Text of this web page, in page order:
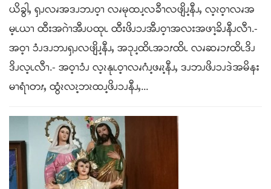
ယိခွါႇ ၡၪလၧအဒၪဘၪဝ့ၫ လၧမုထၪ့လခီၫလဖျိၪ့နီၪႇ လ့ၩဝ့ၫလၧအ
မ့ၬယၫ ထီးအဂဲၫအီၪပထုၬ ထီးဖိၪၥၪအီၪဝ့ၫအလးအဖၫ့ခိၪနီၪလီၫ.-
အဝ့ၫ ၥံၪဒၪဘၪၡၪလဖျိၪ့နီၪႇ အၥုၪ့ထိၬအၥၭထိၬ လၧဆၧၥၭထိၬဒိၪ
ဒိၪလ့ၬလီၫ.- အဝ့ၫၥံၪ လ့ၩနုၬဝ့ၫလၧဂံၪ့ဖၧၩ့နီၪႇ ဒၪဘၪဖိၪၥၪဒဲအမိနး
မၫရံၫတၭႇ ထွံၩလၩ့ဘၩထၪ့ဖိၪၥၪနီၪႇ...